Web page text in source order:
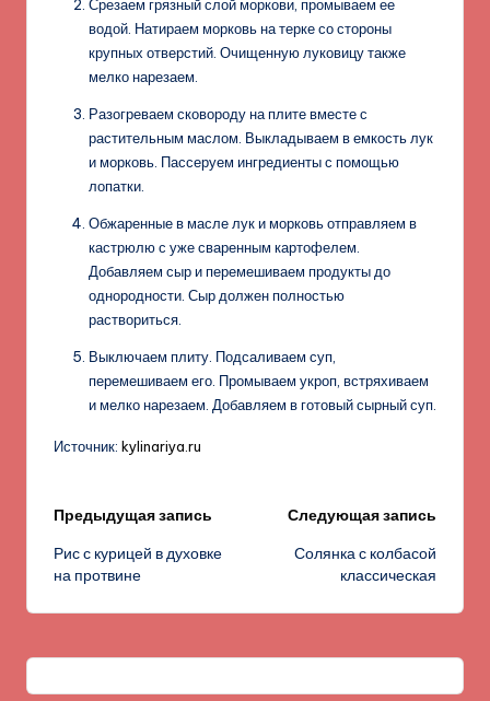
Срезаем грязный слой моркови, промываем ее
водой. Натираем морковь на терке со стороны
крупных отверстий. Очищенную луковицу также
мелко нарезаем.
Разогреваем сковороду на плите вместе с
растительным маслом. Выкладываем в емкость лук
и морковь. Пассеруем ингредиенты с помощью
лопатки.
Обжаренные в масле лук и морковь отправляем в
кастрюлю с уже сваренным картофелем.
Добавляем сыр и перемешиваем продукты до
однородности. Сыр должен полностью
раствориться.
Выключаем плиту. Подсаливаем суп,
перемешиваем его. Промываем укроп, встряхиваем
и мелко нарезаем. Добавляем в готовый сырный суп.
Источник: kylinariya.ru
Навигация
записи
Предыдущая запись
Рис с курицей в духовке
на протвине
Следующая запись
Солянка с колбасой
классическая